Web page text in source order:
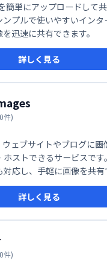
簡単にアップロードして
ンプルで使いやすいインタ
迅速に共有できます。
詳しく見る
件)
ェブサイトやブログに画
ホストできるサービスです
対応し、手軽に画像を共有
いただけるので、ブログ
てください。
詳しく見る
件)